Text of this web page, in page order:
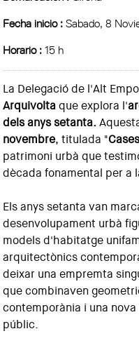
Fecha inicio :Sabado, 8
Horario :15 h
La Delegació de l'Alt
Arquivoltaque explora l'
dels anys setanta.
novembre, titulada "
patrimoni urbà que
dècada fonamental per a
Els anys setanta van
desenvolupament urbà
models d'habitatge
arquitectònics
deixar una empremta
que combinaven
contemporània i una
públic.